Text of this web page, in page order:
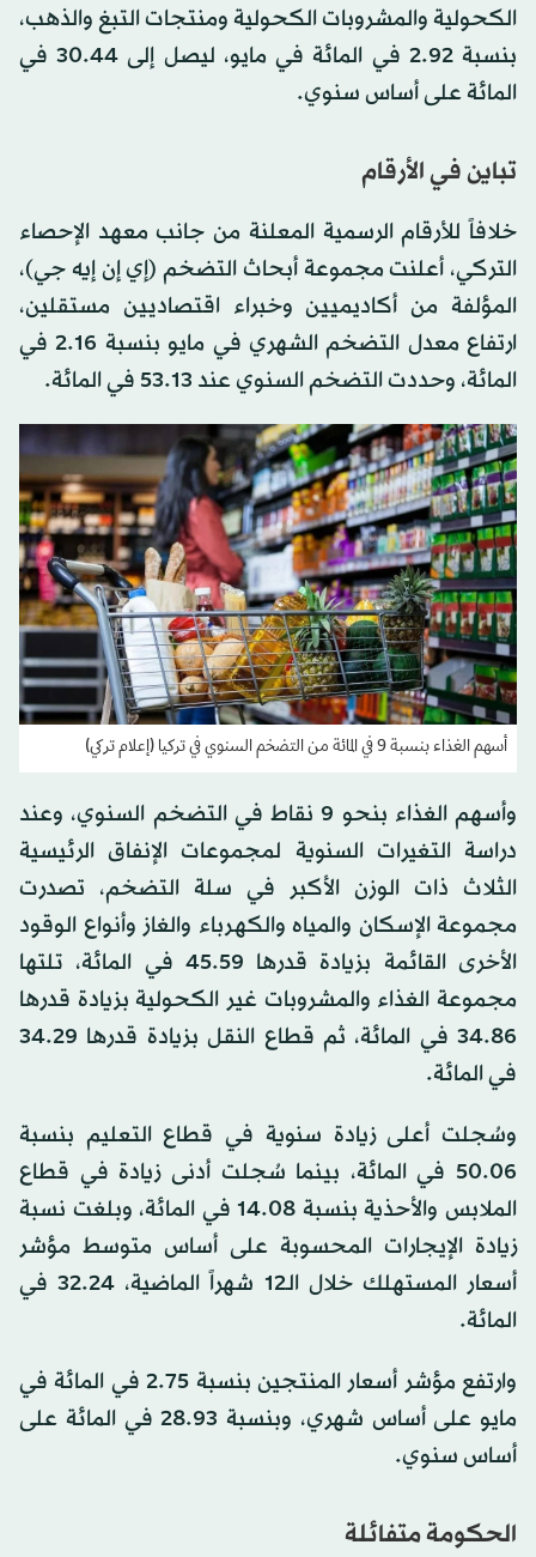
الكحولية والمشروبات الكحولية ومنتجات التبغ والذهب،
بنسبة 2.92 في المائة في مايو، ليصل إلى 30.44 في
المائة على أساس سنوي.
تباين في الأرقام
خلافاً للأرقام الرسمية المعلنة من جانب معهد الإحصاء
التركي، أعلنت مجموعة أبحاث التضخم (إي إن إيه جي)،
المؤلفة من أكاديميين وخبراء اقتصاديين مستقلين،
ارتفاع معدل التضخم الشهري في مايو بنسبة 2.16 في
المائة، وحددت التضخم السنوي عند 53.13 في المائة.
أسهم الغذاء بنسبة 9 في المائة من التضخم السنوي في تركيا (إعلام تركي)
وأسهم الغذاء بنحو 9 نقاط في التضخم السنوي، وعند
دراسة التغيرات السنوية لمجموعات الإنفاق الرئيسية
الثلاث ذات الوزن الأكبر في سلة التضخم، تصدرت
مجموعة الإسكان والمياه والكهرباء والغاز وأنواع الوقود
الأخرى القائمة بزيادة قدرها 45.59 في المائة، تلتها
مجموعة الغذاء والمشروبات غير الكحولية بزيادة قدرها
34.86 في المائة، ثم قطاع النقل بزيادة قدرها 34.29
في المائة.
وسُجلت أعلى زيادة سنوية في قطاع التعليم بنسبة
50.06 في المائة، بينما سُجلت أدنى زيادة في قطاع
الملابس والأحذية بنسبة 14.08 في المائة، وبلغت نسبة
زيادة الإيجارات المحسوبة على أساس متوسط ​​مؤشر
أسعار المستهلك خلال الـ12 شهراً الماضية، 32.24 في
المائة.
وارتفع مؤشر أسعار المنتجين بنسبة 2.75 في المائة في
مايو على أساس شهري، وبنسبة 28.93 في المائة على
أساس سنوي.
الحكومة متفائلة